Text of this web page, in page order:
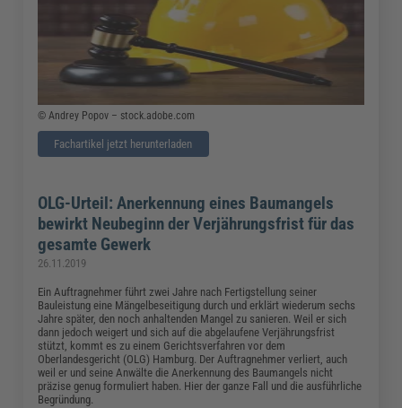
© Andrey Popov – stock.adobe.com
Fachartikel jetzt herunterladen
OLG-Urteil: Anerkennung eines Baumangels
bewirkt Neubeginn der Verjährungsfrist für das
gesamte Gewerk
26.11.2019
Ein Auftragnehmer führt zwei Jahre nach Fertigstellung seiner
Bauleistung eine Mängelbeseitigung durch und erklärt wiederum sechs
Jahre später, den noch anhaltenden Mangel zu sanieren. Weil er sich
dann jedoch weigert und sich auf die abgelaufene Verjährungsfrist
stützt, kommt es zu einem Gerichtsverfahren vor dem
Oberlandesgericht (OLG) Hamburg. Der Auftragnehmer verliert, auch
weil er und seine Anwälte die Anerkennung des Baumangels nicht
präzise genug formuliert haben. Hier der ganze Fall und die ausführliche
Begründung.